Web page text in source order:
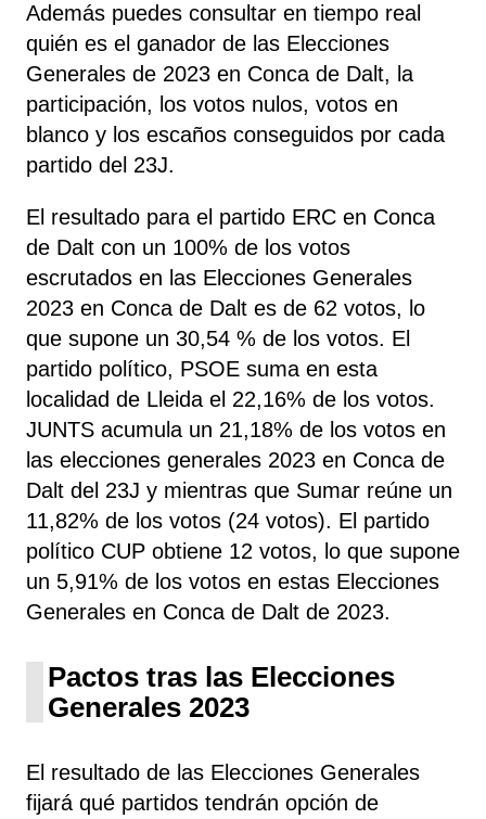
Además puedes consultar en tiempo real
quién es el ganador de las Elecciones
Generales de 2023 en Conca de Dalt, la
participación, los votos nulos, votos en
blanco y los escaños conseguidos por cada
partido del 23J.
El resultado para el partido ERC en Conca
de Dalt con un 100% de los votos
escrutados en las Elecciones Generales
2023 en Conca de Dalt es de 62 votos, lo
que supone un 30,54 % de los votos. El
partido político, PSOE suma en esta
localidad de Lleida el 22,16% de los votos.
JUNTS acumula un 21,18% de los votos en
las elecciones generales 2023 en Conca de
Dalt del 23J y mientras que Sumar reúne un
11,82% de los votos (24 votos). El partido
político CUP obtiene 12 votos, lo que supone
un 5,91% de los votos en estas Elecciones
Generales en Conca de Dalt de 2023.
Pactos tras las Elecciones
Generales 2023
El resultado de las Elecciones Generales
fijará qué partidos tendrán opción de